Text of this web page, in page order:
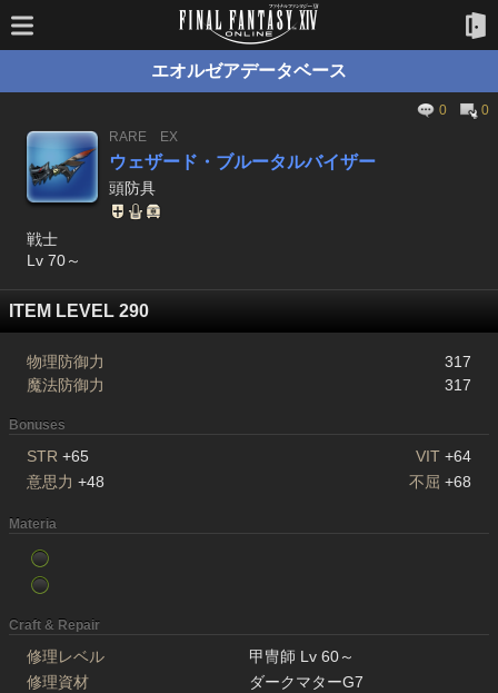
エオルゼアデータベース
0
0
RARE
EX
ウェザード・ブルータルバイザー
頭防具
戦士
Lv 70～
ITEM LEVEL 290
物理防御力
317
魔法防御力
317
Bonuses
STR +65 VIT +64
意思力 +48 不屈 +68
Materia
Craft & Repair
修理レベル
甲冑師 Lv 60～
修理資材
ダークマターG7